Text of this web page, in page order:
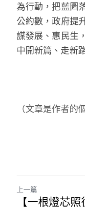
為行動，把藍圖
公約數，政府提
謀發展、惠民生
中開新篇、走新
（文章是作者的
上一篇
【一根燈芯照